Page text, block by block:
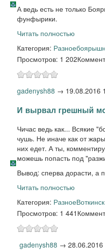
А ведь есть не только
фунфырики.
Читать полностью
Категория: Разное
Просмотров: 1 202
gadenysh88 → 19.08.2016
И вырвал грешный
Чичас ведь как... Всякие
чушь. Не иначе как от
них едет. А ты,
можешь попасть под
Вывод: сперва дорасти, а
Читать полностью
Категория: Разное
Просмотров: 1 441
gadenysh88 → 28.06.2016